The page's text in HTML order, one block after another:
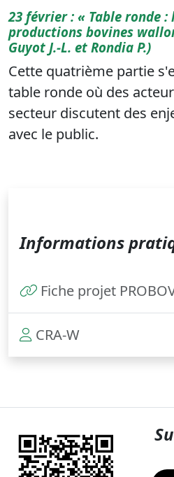
23 février : « Table ronde :
productions bovines
Guyot J.-L. et Rondia P.)
Cette quatrième partie
table ronde où des
secteur discutent des
avec le public.
Informations
Fiche projet
CRA-W